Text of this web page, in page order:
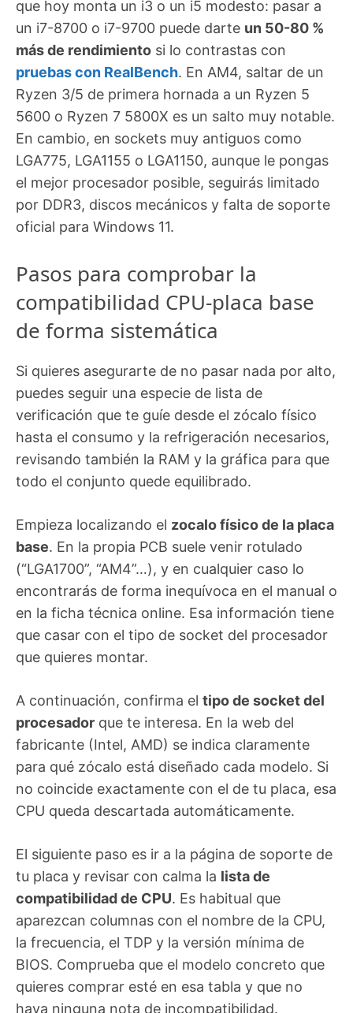
que hoy monta un i3 o un i5 modesto: pasar a
un i7-8700 o i7-9700 puede darte un 50-80 %
más de rendimiento si lo contrastas con
pruebas con RealBench. En AM4, saltar de un
Ryzen 3/5 de primera hornada a un Ryzen 5
5600 o Ryzen 7 5800X es un salto muy notable.
En cambio, en sockets muy antiguos como
LGA775, LGA1155 o LGA1150, aunque le pongas
el mejor procesador posible, seguirás limitado
por DDR3, discos mecánicos y falta de soporte
oficial para Windows 11.
Pasos para comprobar la
compatibilidad CPU-placa base
de forma sistemática
Si quieres asegurarte de no pasar nada por alto,
puedes seguir una especie de lista de
verificación que te guíe desde el zócalo físico
hasta el consumo y la refrigeración necesarios,
revisando también la RAM y la gráfica para que
todo el conjunto quede equilibrado.
Empieza localizando el zocalo físico de la placa
base. En la propia PCB suele venir rotulado
(“LGA1700”, “AM4”…), y en cualquier caso lo
encontrarás de forma inequívoca en el manual o
en la ficha técnica online. Esa información tiene
que casar con el tipo de socket del procesador
que quieres montar.
A continuación, confirma el tipo de socket del
procesador que te interesa. En la web del
fabricante (Intel, AMD) se indica claramente
para qué zócalo está diseñado cada modelo. Si
no coincide exactamente con el de tu placa, esa
CPU queda descartada automáticamente.
El siguiente paso es ir a la página de soporte de
tu placa y revisar con calma la lista de
compatibilidad de CPU. Es habitual que
aparezcan columnas con el nombre de la CPU,
la frecuencia, el TDP y la versión mínima de
BIOS. Comprueba que el modelo concreto que
quieres comprar esté en esa tabla y que no
haya ninguna nota de incompatibilidad.